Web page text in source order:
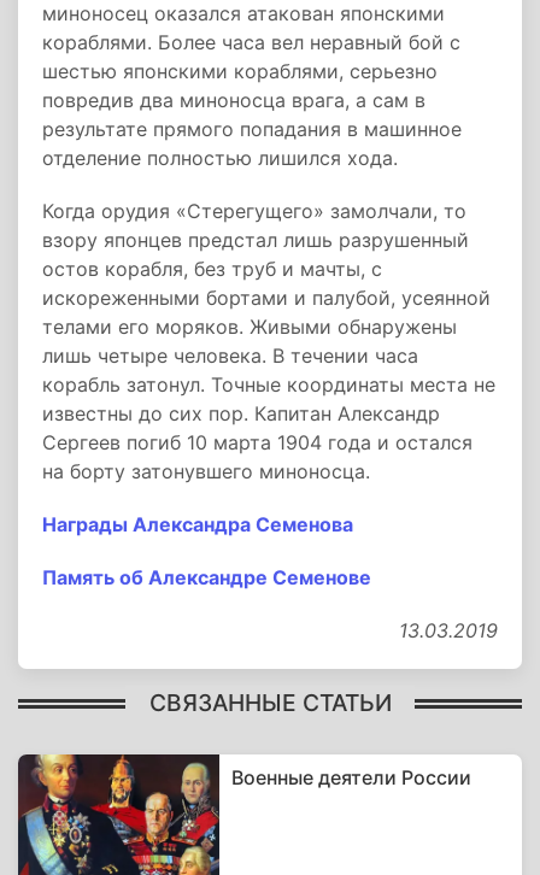
миноносец оказался атакован японскими
кораблями. Более часа вел неравный бой с
шестью японскими кораблями, серьезно
повредив два миноносца врага, а сам в
результате прямого попадания в машинное
отделение полностью лишился хода.
Когда орудия «Стерегущего» замолчали, то
взору японцев предстал лишь разрушенный
остов корабля, без труб и мачты, с
искореженными бортами и палубой, усеянной
телами его моряков. Живыми обнаружены
лишь четыре человека. В течении часа
корабль затонул. Точные координаты места не
известны до сих пор. Капитан Александр
Сергеев погиб 10 марта 1904 года и остался
на борту затонувшего миноносца.
Награды Александра Семенова
Память об Александре Семенове
13.03.2019
СВЯЗАННЫЕ СТАТЬИ
Военные деятели России